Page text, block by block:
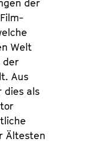
der
Film­
Welt
der
Aus
dies als
Ältesten